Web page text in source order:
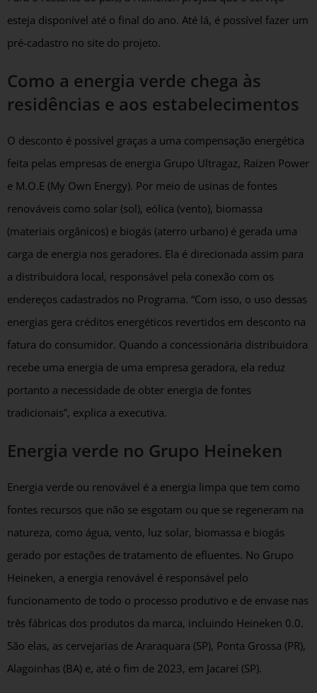
esteja disponível até o final do ano. Até lá, é possível fazer um
pré-cadastro no site do projeto.
Como a energia verde chega às
residências e aos estabelecimentos
O desconto é possível graças a uma compensação energética
feita pelas empresas de energia Grupo Ultragaz, Raízen Power
e M.O.E (My Own Energy). Por meio de usinas de fontes
renováveis como solar (sol), eólica (vento), biomassa
(materiais orgânicos) e biogás (aterro urbano) é gerada uma
carga de energia nos geradores. Ela é direcionada assim para
a distribuidora local, responsável pela conexão com os
endereços cadastrados no Programa. “Com isso, o uso dessas
energias gera créditos energéticos revertidos em desconto na
fatura do consumidor. Quando a concessionária distribuidora
recebe uma energia de uma empresa geradora, ela reduz
portanto a necessidade de obter energia de fontes
tradicionais”, explica a executiva.
Energia verde no Grupo Heineken
Energia verde ou renovável é a energia limpa que tem como
fontes recursos que não se esgotam ou que se regeneram na
natureza, como água, vento, luz solar, biomassa e biogás
gerado por estações de tratamento de efluentes. No Grupo
Heineken, a energia renovável é responsável pelo
funcionamento de todo o processo produtivo e de envase nas
três fábricas dos produtos da marca, incluindo Heineken 0.0.
São elas, as cervejarias de Araraquara (SP), Ponta Grossa (PR),
Alagoinhas (BA) e, até o fim de 2023, em Jacareí (SP).